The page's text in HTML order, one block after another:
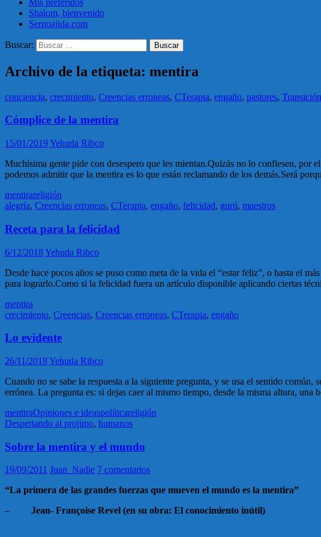
Shalom, bienvenido
Sernoajida.com
Buscar:
Archivo de la etiqueta: mentira
conciencia, crecimiento, Creencias erroneas, CTerapia, engaño, pastores, Transición
Cómplice de la mentira
15/01/2019Yehuda Ribco
Muchísima gente pide con desespero que les mientan.Quizás no lo confiesen, por
podemos admitir que la mentira es lo que están reclamando de los demás.Será
mentirareligión
alegría, Creencias erroneas, CTerapia, engaño, felicidad, gurú, maestros
Receta para la felicidad
6/12/2018Yehuda Ribco
Desde hace pocos años se puso como meta de la vida el “estar feliz”, o hasta el
para lograrlo.Como si la felicidad fuera un artículo disponible aplicando ciertas
mentira
crecimiento, Creencias, Creencias erroneas, CTerapia, engaño
Lo evidente
26/11/2018Yehuda Ribco
Cuando no se sabe la respuesta a la siguiente pregunta, y se usa el sentido
errónea. La pregunta es: si dejas caer al mismo tiempo, desde la misma altura,
mentiraOpiniones e ideaspolíticareligión
Despertando al projimo, humanos
Sobre la mentira y el mundo
19/09/2011 Juan_Nadie 7 comentarios
“La primera de las grandes fuerzas que mueven el mundo es la mentira”
– Jean- Françoise Revel (en su obra: El conocimiento inútil)